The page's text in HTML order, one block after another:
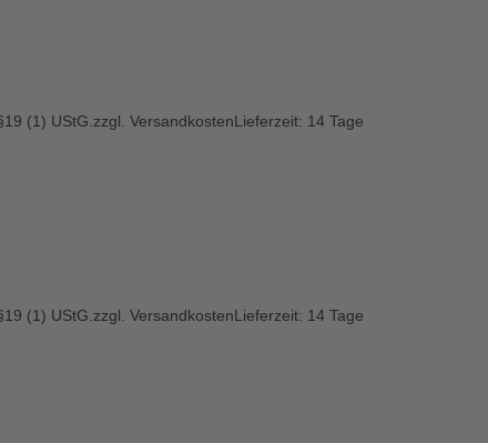
(1) UStG.zzgl. VersandkostenLieferzeit: 14 Tage
(1) UStG.zzgl. VersandkostenLieferzeit: 14 Tage